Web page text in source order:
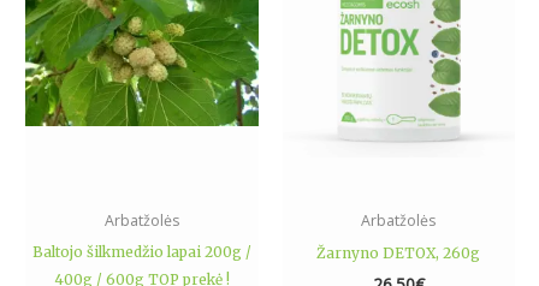
Arbatžolės
Baltojo šilkmedžio lapai 200g /
400g / 600g TOP prekė !
variants.
The
options
may
be
page
Arbatžolės
Žarnyno DETOX, 260g